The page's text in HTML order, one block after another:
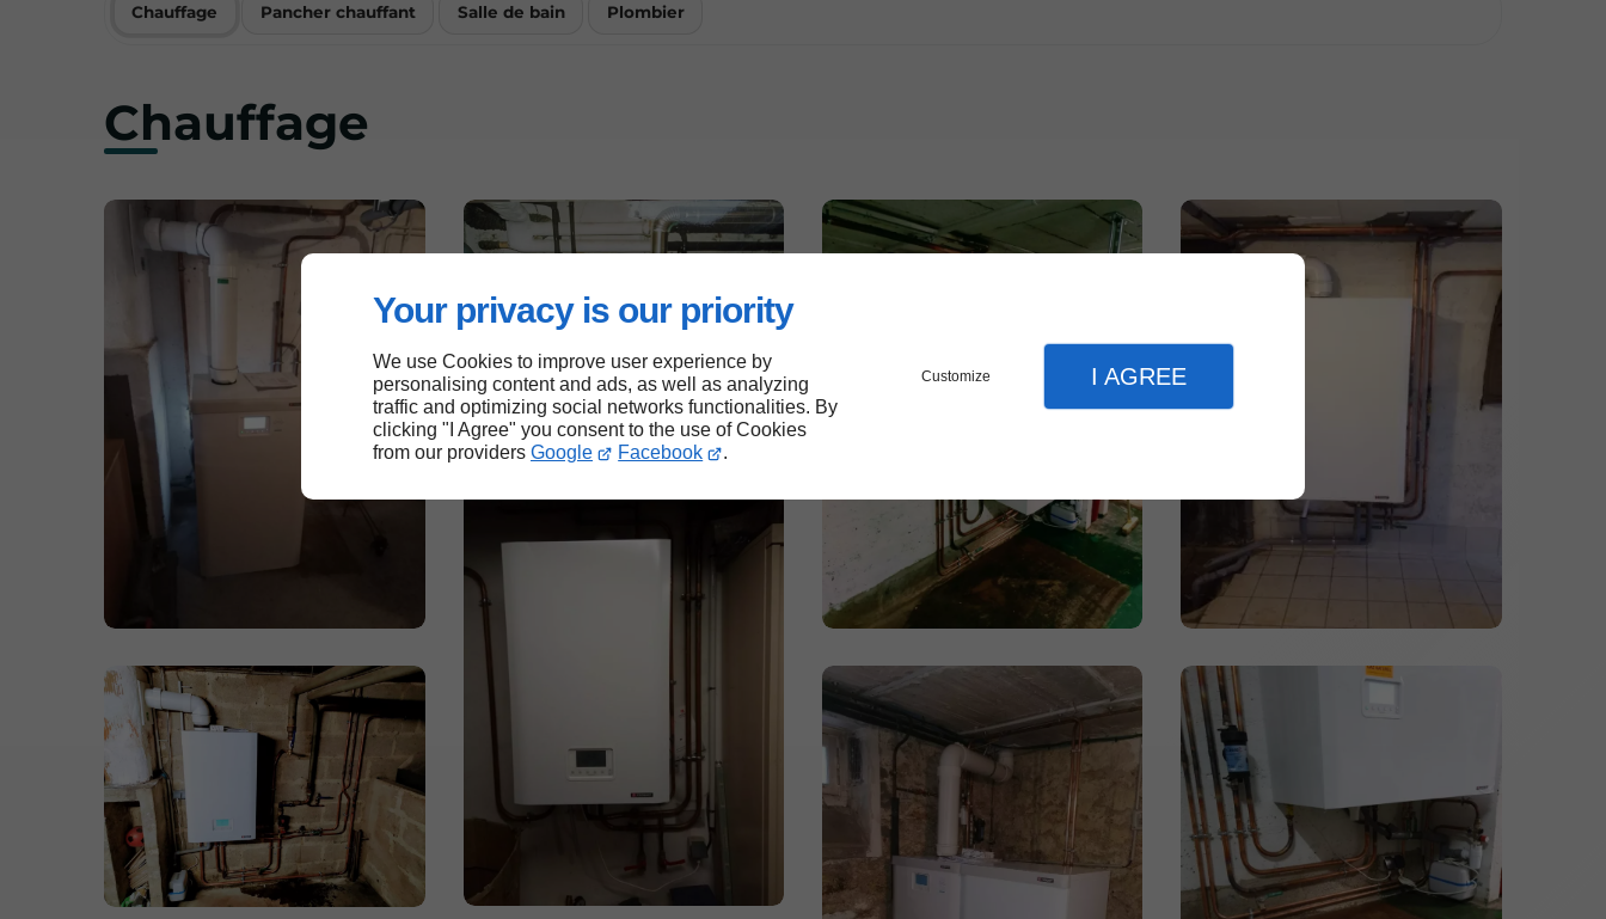
Your privacy is our priority
We use Cookies to improve user experience by
personalising content and ads, as well as analyzing
traffic and optimizing social networks functionalities. By
clicking "I Agree" you consent to the use of Cookies
from our providers Google Facebook .
Customize I AGREE
Chauffage Pancher chauffant Salle de bain Plombier
Chauffage